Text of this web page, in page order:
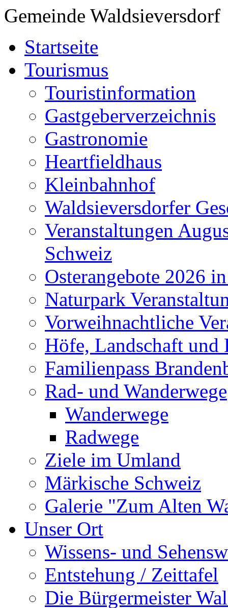
Gemeinde Waldsieversdorf
Startseite
Tourismus
Touristinformation
Gastgeberverzeichnis
Gastronomie
Heartfieldhaus
Kleinbahnhof
Waldsieversdorfer
Veranstaltungen
Schweiz
Osterangebote 2026
Naturpark
Vorweihnachtliche
Höfe, Landschaft und
Familienpass
Rad- und Wanderwege
Wanderwege
Radwege
Ziele im Umland
Märkische Schweiz
Galerie "Zum Alten
Unser Ort
Wissens- und
Entstehung / Zeittafel
Die Bürgermeister